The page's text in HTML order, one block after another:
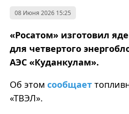
08 Июня 2026 15:25
«Росатом» изготовил
для четвертого
АЭС «Куданкулам».
Об этом сообщает
«ТВЭЛ».